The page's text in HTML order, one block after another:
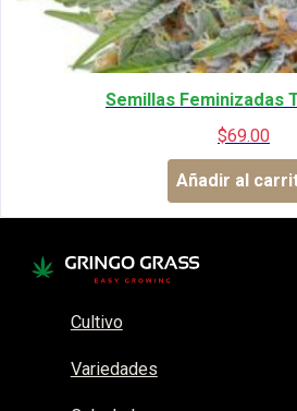
Semillas Feminizadas
$69.00
Añadir al
Cultivo
Variedades